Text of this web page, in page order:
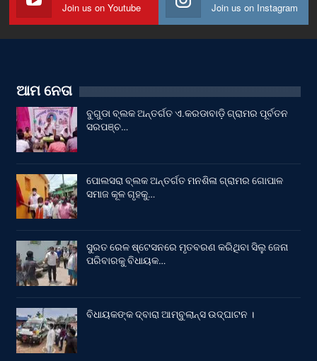
Join us on Youtube Join us on Instagram
ଆମ ନେତା
ବୁଗୁଡା ବ୍ଲକ ଅନ୍ତର୍ଗତ ଏ.କରଡାବାଡ଼ି ଗ୍ରାମର ପୂର୍ବତନ
ସରପଞ୍ଚ…
ପୋଲସରା ବ୍ଲକ ଅନ୍ତର୍ଗତ ମନଶିଳା ଗ୍ରାମର ଗୋପାଳ
ସମାଜ କୂଳ ଗୃହକୁ…
ସୁରତ ରେଳ ଷ୍ଟେସନରେ ମୃତବରଣ କରିଥିବା ସିଲୁ ଜେନା
ପରିବାରକୁ ବିଧାୟକ…
ବିଧାୟକଙ୍କ ଦ୍ବାରା ଆମ୍ବୁଲାନ୍ସ ଉଦ୍‌ଘାଟନ ।